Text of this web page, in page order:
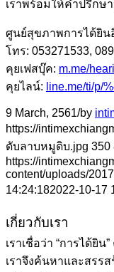
เราพร้อมให้คำปรึกษ
ศูนย์สุขภาพการได้ยิน
โทร: 053271533,
คุยเฟสบุ๊ค: m.me/
คุยไลน์: line.me/ti/p/
9 March, 2561/by
https://
ดับลาบหมูดิบ.jpg 350
https://
content/uploads/
14:24:182022-10-17
เกี่ยวกับเรา
เราเชื่อว่า “การได้ยิ
เราจึงค้นหาและสรร